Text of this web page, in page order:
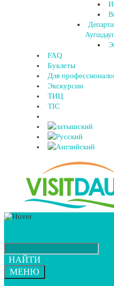
FAQ
Буклеты
Для
Экскурсии
ТИЦ
TIC
НАЙТИ
МЕНЮ